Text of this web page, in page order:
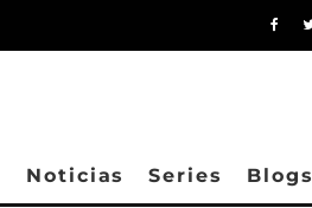
Noticias Series Blogs